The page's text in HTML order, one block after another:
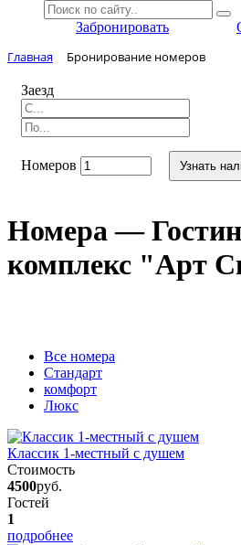
Забронировать
Главная Бронирование номеров
Заезд
Номеров Узнать
Номера —
комплекс "Арт
Вcе номера
Стандарт
комфорт
Люкс
Классик 1-местный с душем
Стоимость
4500руб.
Гостей
1
подробнее